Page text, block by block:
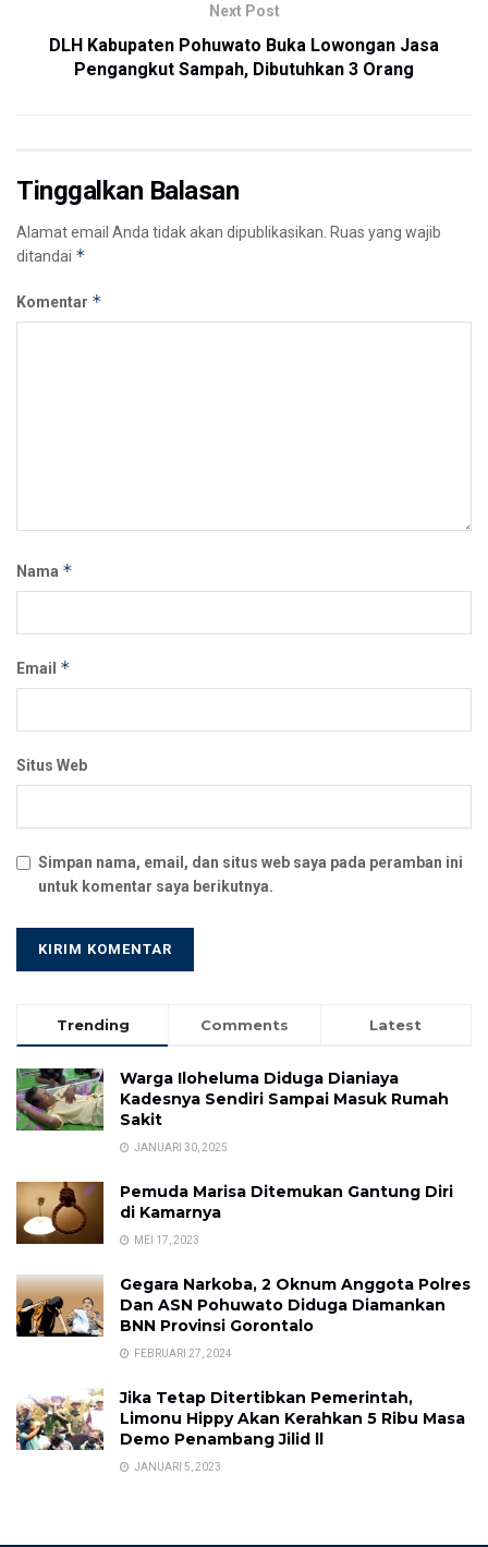
Next Post
DLH Kabupaten Pohuwato Buka Lowongan Jasa
Pengangkut Sampah, Dibutuhkan 3 Orang
Tinggalkan Balasan
Alamat email Anda tidak akan dipublikasikan. Ruas yang wajib
ditandai *
Komentar *
Nama *
Email *
Situs Web
Simpan nama, email, dan situs web saya pada peramban ini
untuk komentar saya berikutnya.
Trending Comments Latest
Warga Iloheluma Diduga Dianiaya
Kadesnya Sendiri Sampai Masuk Rumah
Sakit
JANUARI 30, 2025
Pemuda Marisa Ditemukan Gantung Diri
di Kamarnya
MEI 17, 2023
Gegara Narkoba, 2 Oknum Anggota Polres
Dan ASN Pohuwato Diduga Diamankan
BNN Provinsi Gorontalo
FEBRUARI 27, 2024
Jika Tetap Ditertibkan Pemerintah,
Limonu Hippy Akan Kerahkan 5 Ribu Masa
Demo Penambang Jilid ll
JANUARI 5, 2023